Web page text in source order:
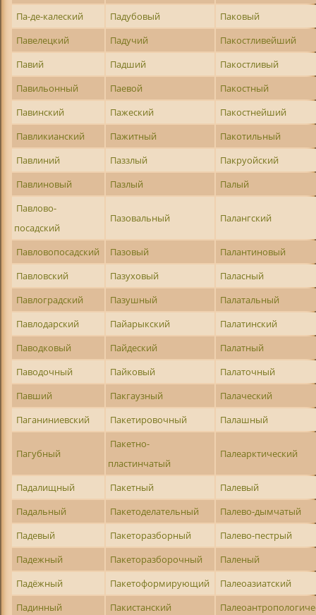
Па-де-калеский
Падубовый
Паковый
Павелецкий
Падучий
Пакостливейший
Павий
Падший
Пакостливый
Павильонный
Паевой
Пакостный
Павинский
Пажеский
Пакостнейший
Павликианский
Пажитный
Пакотильный
Павлиний
Паззлый
Пакруойский
Павлиновый
Пазлый
Палый
Павлово-
посадский
Пазовальный Палангский
Павловопосадский Пазовый
Палантиновый
Павловский
Пазуховый
Паласный
Павлоградский
Пазушный
Палатальный
Павлодарский
Пайарыкский
Палатинский
Паводковый
Пайдеский
Палатный
Паводочный
Пайковый
Палаточный
Павший
Пакгаузный
Палаческий
Паганиниевский
Пакетировочный Палашный
Пагубный
Пакетно-
пластинчатый
Палеарктический
Падалищный Пакетный
Палевый
Падальный
Пакетоделательный
Палево-дымчатый
Падевый
Пакеторазборный
Палево-пестрый
Падежный
Пакеторазборочный
Паленый
Падёжный
Пакетоформирующий
Палеоазиатский
Падинный
Пакистанский